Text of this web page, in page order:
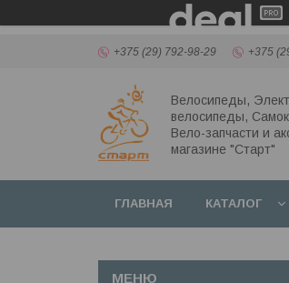
+375 (29) 792-98-29 +375
Велосипеды,
велосипеды,
Вело-запчасти и
магазине "Старт"
ГЛАВНАЯ КАТАЛОГ